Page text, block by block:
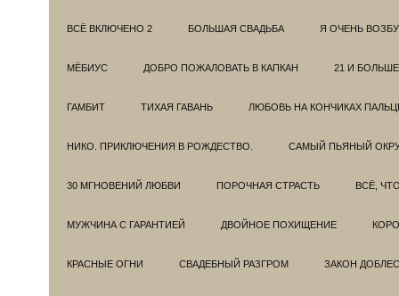
ВСЁ ВКЛЮЧЕНО 2 БОЛЬШАЯ СВАДЬБА Я ОЧЕНЬ
МЁБИУС ДОБРО ПОЖАЛОВАТЬ В КАПКАН 21 И БОЛЬШЕ
ГАМБИТ ТИХАЯ ГАВАНЬ ЛЮБОВЬ НА КОНЧИКАХ
НИКО. ПРИКЛЮЧЕНИЯ В РОЖДЕСТВО. САМЫЙ ПЬЯНЫЙ
30 МГНОВЕНИЙ ЛЮБВИ ПОРОЧНАЯ СТРАСТЬ ВСЁ,
МУЖЧИНА С ГАРАНТИЕЙ ДВОЙНОЕ ПОХИЩЕНИЕ
КРАСНЫЕ ОГНИ СВАДЕБНЫЙ РАЗГРОМ ЗАКОН